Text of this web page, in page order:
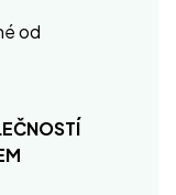
od